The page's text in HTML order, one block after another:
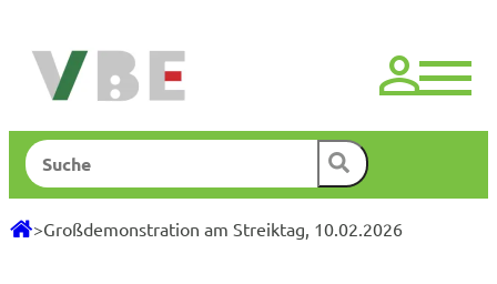
springen
Suchen
>Großdemonstration am Streiktag, 10.02.2026